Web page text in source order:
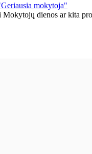
mokytoja"
dienos ar kita